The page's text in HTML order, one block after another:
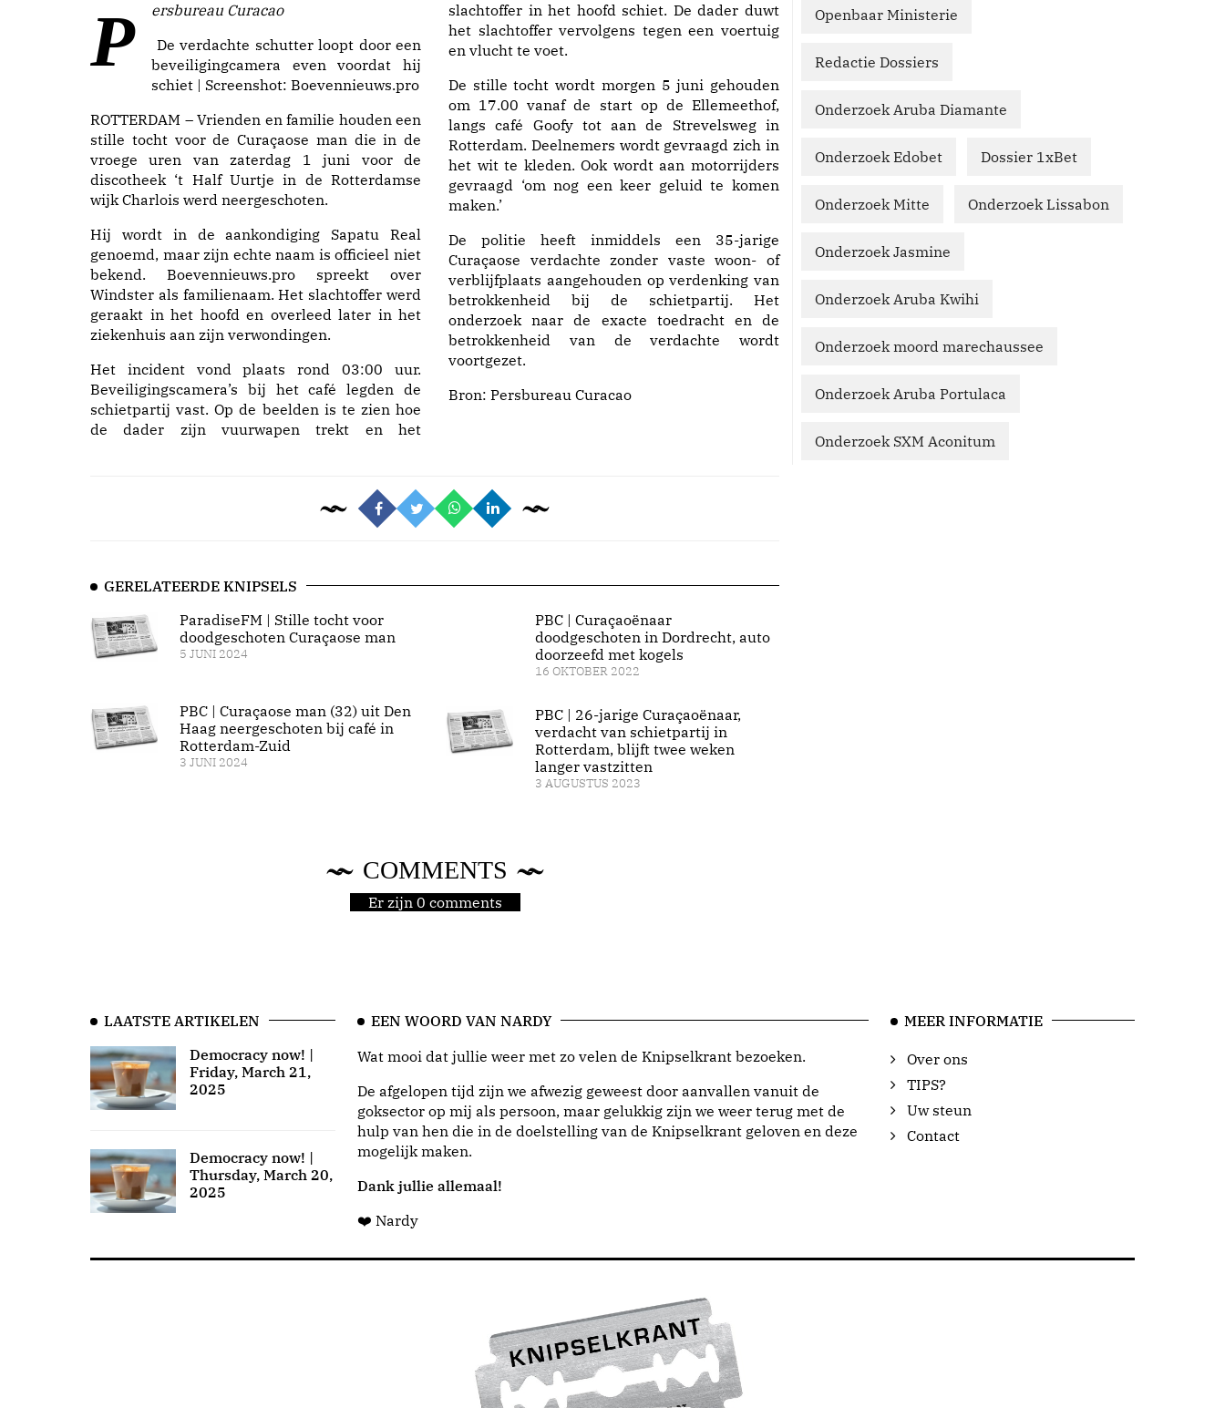
Persbureau Curacao
De verdachte schutter loopt door een
beveiligingcamera even voordat hij
schiet | Screenshot: Boevennieuws.pro
ROTTERDAM – Vrienden en familie houden een
stille tocht voor de Curaçaose man die in de
vroege uren van zaterdag 1 juni voor de
discotheek ‘t Half Uurtje in de Rotterdamse
wijk Charlois werd neergeschoten.
Hij wordt in de aankondiging Sapatu Real
genoemd, maar zijn echte naam is officieel niet
bekend. Boevennieuws.pro spreekt over
Windster als familienaam. Het slachtoffer werd
geraakt in het hoofd en overleed later in het
ziekenhuis aan zijn verwondingen.
Het incident vond plaats rond 03:00 uur.
Beveiligingscamera’s bij het café legden de
schietpartij vast. Op de beelden is te zien hoe
de dader zijn vuurwapen trekt en het
slachtoffer in het hoofd schiet. De dader duwt
het slachtoffer vervolgens tegen een voertuig
en vlucht te voet.
De stille tocht wordt morgen 5 juni gehouden
om 17.00 vanaf de start op de Ellemeethof,
langs café Goofy tot aan de Strevelsweg in
Rotterdam. Deelnemers wordt gevraagd zich in
het wit te kleden. Ook wordt aan motorrijders
gevraagd ‘om nog een keer geluid te komen
maken.’
De politie heeft inmiddels een 35-jarige
Curaçaose verdachte zonder vaste woon- of
verblijfplaats aangehouden op verdenking van
betrokkenheid bij de schietpartij. Het
onderzoek naar de exacte toedracht en de
betrokkenheid van de verdachte wordt
voortgezet.
Bron: Persbureau Curacao
GERELATEERDE KNIPSELS
ParadiseFM | Stille tocht voor
doodgeschoten Curaçaose man
5 JUNI 2024
PBC | Curaçaose man (32) uit Den
Haag neergeschoten bij café in
Rotterdam-Zuid
3 JUNI 2024
PBC | Curaçaoënaar
doodgeschoten in Dordrecht, auto
doorzeefd met kogels
16 OKTOBER 2022
PBC | 26-jarige Curaçaoënaar,
verdacht van schietpartij in
Rotterdam, blijft twee weken
langer vastzitten
3 AUGUSTUS 2023
COMMENTS
Er zijn 0 comments
Openbaar Ministerie
Redactie Dossiers
Onderzoek Aruba Diamante
Onderzoek Edobet Dossier 1xBet
Onderzoek Mitte Onderzoek Lissabon
Onderzoek Jasmine
Onderzoek Aruba Kwihi
Onderzoek moord marechaussee
Onderzoek Aruba Portulaca
Onderzoek SXM Aconitum
LAATSTE ARTIKELEN
Democracy now! |
Friday, March 21,
2025
Democracy now! |
Thursday, March 20,
2025
EEN WOORD VAN NARDY
Wat mooi dat jullie weer met zo velen de Knipselkrant bezoeken.
De afgelopen tijd zijn we afwezig geweest door aanvallen vanuit de
goksector op mij als persoon, maar gelukkig zijn we weer terug met de
hulp van hen die in de doelstelling van de Knipselkrant geloven en deze
mogelijk maken.
Dank jullie allemaal!
❤️ Nardy
MEER INFORMATIE
Over ons
TIPS?
Uw steun
Contact